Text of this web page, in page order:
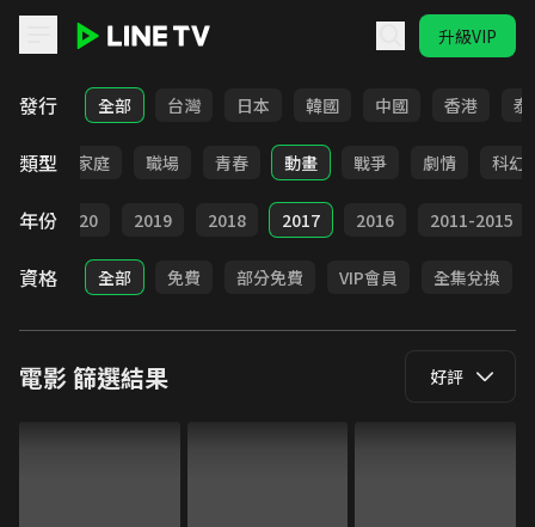
升級VIP
LINE TV - 電影
發行 全部 台灣 日本 韓國 中國 香港 泰
類型
影展 家庭 職場 青春 動畫 戰爭 劇情 科幻
年份 2020 2019 2018 2017 2016 2011-2015
資格 全部 免費 部分免費 VIP會員 全集兌換
電影篩選結果 好評